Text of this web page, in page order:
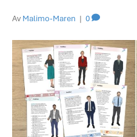
Av Malimo-Maren | 0